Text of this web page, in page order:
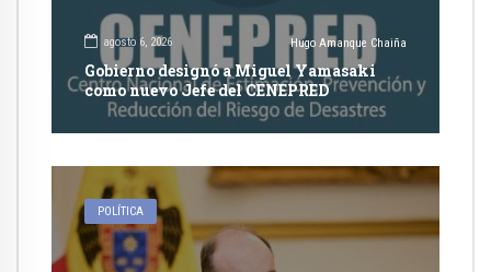
agosto 6, 2026 Hugo Amanque Chaiña
Gobierno designó a Miguel Yamasaki
como nuevo Jefe del CENEPRED
POLÍTICA